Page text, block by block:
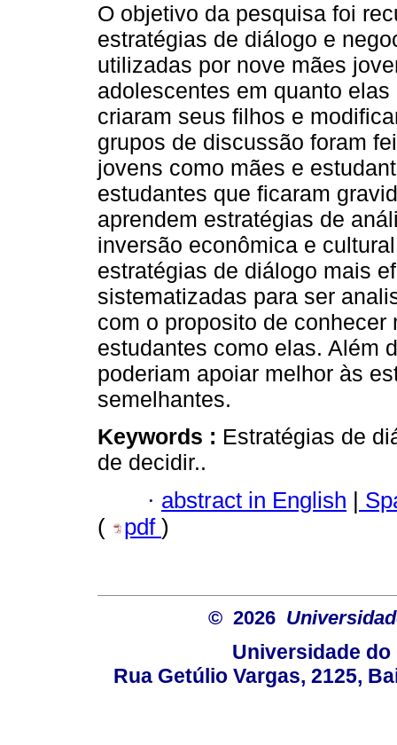
O objetivo da pesquisa foi
estratégias de diálogo e
utilizadas por nove mães
adolescentes em quanto
criaram seus filhos e
grupos de discussão foram
jovens como mães e
estudantes que ficaram
aprendem estratégias de
inversão econômica e
estratégias de diálogo mais
sistematizadas para ser
com o proposito de
estudantes como elas. Além
poderiam apoiar melhor às
semelhantes.
Keywords : Estratégias de
de decidir..
· abstract in English |
(
pdf )
© 2026
Universidade do
Rua Getúlio Vargas, 2125,